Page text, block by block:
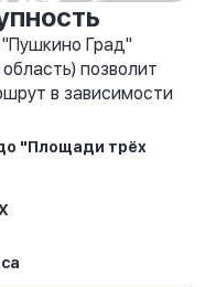
Град"
позволит
в зависимости
"Площади трёх